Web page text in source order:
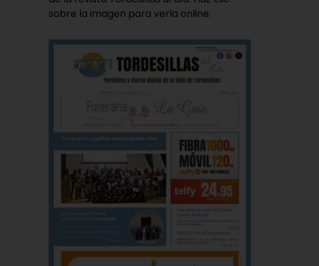
sobre la imagen para verla online.